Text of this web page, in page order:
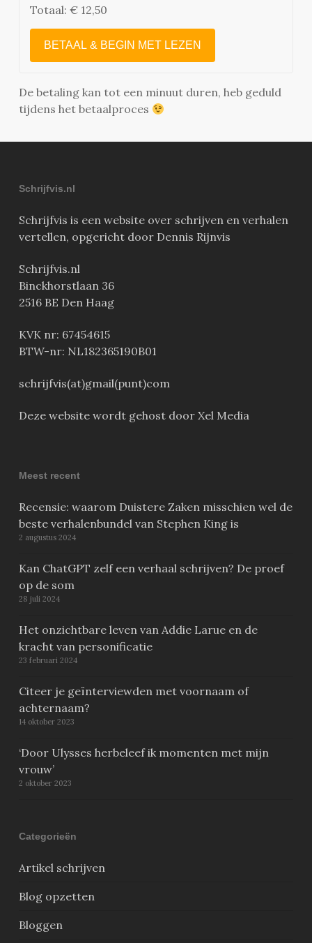
Totaal: € 12,50
BETAAL & BEGIN MET LEZEN
De betaling kan tot een minuut duren, heb geduld
tijdens het betaalproces
Schrijfvis.nl
Schrijfvis is een website over schrijven en verhalen
vertellen, opgericht door Dennis Rijnvis
Schrijfvis.nl
Binckhorstlaan 36
2516 BE Den Haag
KVK nr: 67454615
BTW-nr: NL182365190B01
schrijfvis(at)gmail(punt)com
Deze website wordt gehost door Xel Media
Meest recent
Recensie: waarom Duistere Zaken misschien wel de
beste verhalenbundel van Stephen King is
2 augustus 2024
Kan ChatGPT zelf een verhaal schrijven? De proef
op de som
28 juli 2024
Het onzichtbare leven van Addie Larue en de
kracht van personificatie
23 februari 2024
Citeer je geïnterviewden met voornaam of
achternaam?
14 oktober 2023
‘Door Ulysses herbeleef ik momenten met mijn
vrouw’
2 oktober 2023
Categorieën
Artikel schrijven
Blog opzetten
Bloggen